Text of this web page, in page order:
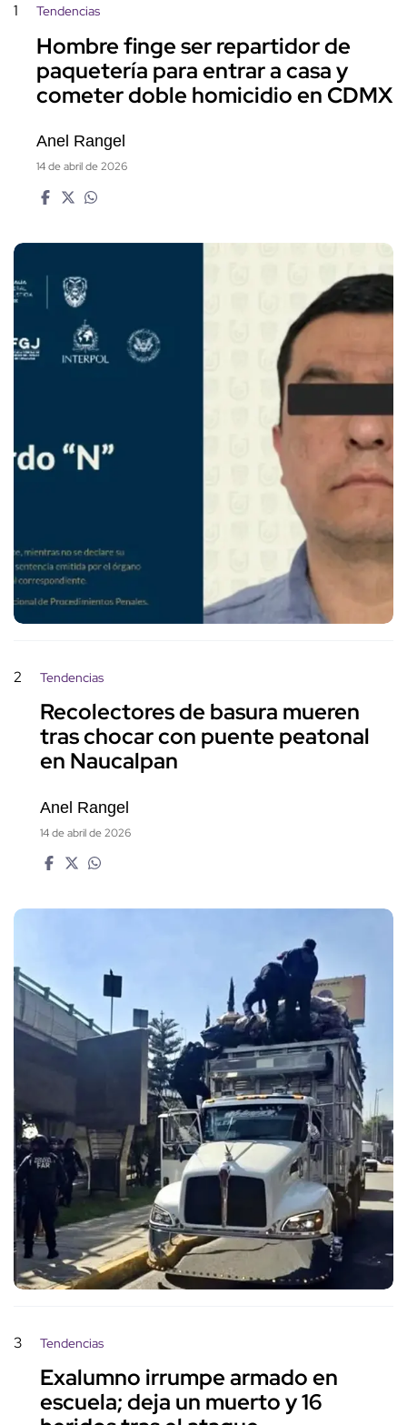
1 Tendencias
Hombre finge ser repartidor de
paquetería para entrar a casa y
cometer doble homicidio en CDMX
Anel Rangel
14 de abril de 2026
2 Tendencias
Recolectores de basura mueren
tras chocar con puente peatonal
en Naucalpan
Anel Rangel
14 de abril de 2026
3 Tendencias
Exalumno irrumpe armado en
escuela; deja un muerto y 16